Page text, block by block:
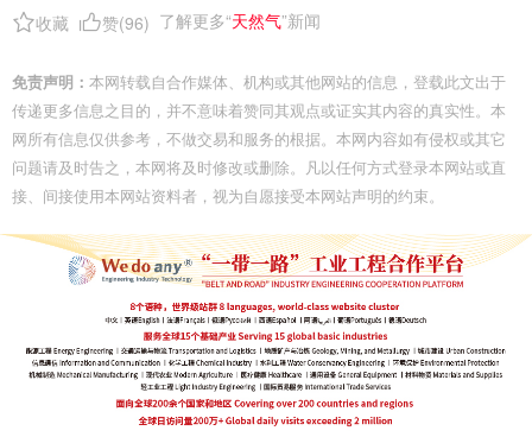
收藏
赞(96) 了解更多“天然气”新闻
免责声明： 本网转载自合作媒体、机构或其他网站的信息，登载此文出于
传递更多信息之目的，并不意味着赞同其观点或证实其内容的真实性。本
网所有信息仅供参考，不做交易和服务的根据。本网内容如有侵权或其它
问题请及时告之，本网将及时修改或删除。凡以任何方式登录本网站或直
接、间接使用本网站资料者，视为自愿接受本网站声明的约束。